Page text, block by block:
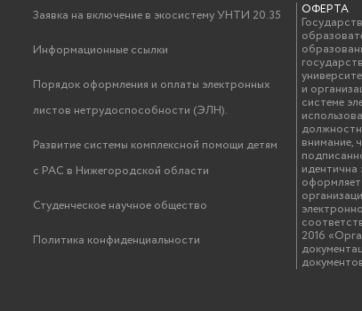
Заявка на включение в экосистему УНТИ 20.35
Информационные ссылки
Порядок оформления и оплаты электронных
листов нетрудоспособности (ЭЛН).
Развитие системы комплексной помощи детям
с РАС в Нижегородской области
Студенческое научное общество
Политика конфиденциальности
ОФЕРТА
и
системе
внимание,
идентична
2016